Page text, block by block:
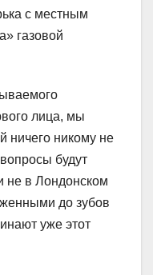
с местным
газовой
лица, мы
ничего никому не
будут
не в Лондонском
до зубов
уже этот